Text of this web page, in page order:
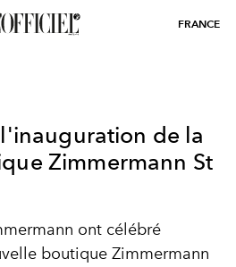
FRANCE
de la
Zimmermann St
ont célébré
boutique Zimmermann